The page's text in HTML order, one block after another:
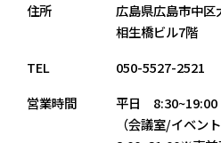
住所
広島県広島市中
相生橋ビル7階
TEL
050-5527-2521
営業時間
平日 8:30~19:00
（会議室/イベン